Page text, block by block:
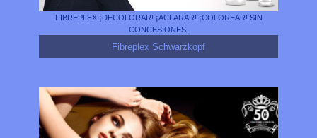
FIBREPLEX ¡DECOLORAR! ¡ACLARAR! ¡COLOREAR! SIN
CONCESIONES.
Fibreplex Schwarzkopf